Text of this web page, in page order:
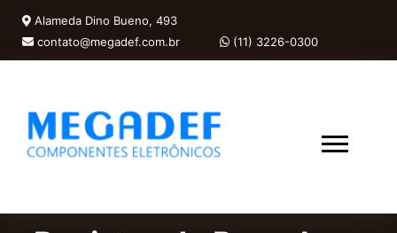
Alameda Dino Bueno, 493
contato@megadef.com.br
(11) 3226-0300